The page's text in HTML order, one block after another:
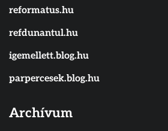
reformatus.hu
refdunantul.hu
igemellett.blog.hu
parpercesek.blog.hu
Archívum